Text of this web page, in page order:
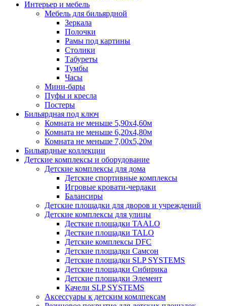
Интерьер и мебель
Мебель для бильярдной
Зеркала
Полочки
Рамы под картины
Столики
Табуреты
Тумбы
Часы
Мини-бары
Пуфы и кресла
Постеры
Бильярдная под ключ
Комната не меньше 5,90х4,60м
Комната не меньше 6,20х4,80м
Комната не меньше 7,00х5,20м
Бильярдные коллекции
Детские комплексы и оборудование
Детские комплексы для дома
Детские спортивные комплексы
Игровые кровати-чердаки
Балансиры
Детские площадки для дворов и учреждений
Детские комплексы для улицы
Десткие площадки TAALO
Десткие площадки TALO
Детские комплексы DFC
Детские площадки Самсон
Детские площадки SLP SYSTEMS
Детские площадки Сибирика
Детские площадки Элемент
Качели SLP SYSTEMS
Аксессуары к детским комлпексам